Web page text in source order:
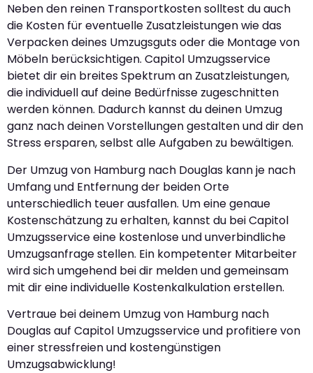
Neben den reinen Transportkosten solltest du auch
die Kosten für eventuelle Zusatzleistungen wie das
Verpacken deines Umzugsguts oder die Montage von
Möbeln berücksichtigen. Capitol Umzugsservice
bietet dir ein breites Spektrum an Zusatzleistungen,
die individuell auf deine Bedürfnisse zugeschnitten
werden können. Dadurch kannst du deinen Umzug
ganz nach deinen Vorstellungen gestalten und dir den
Stress ersparen, selbst alle Aufgaben zu bewältigen.
Der Umzug von Hamburg nach Douglas kann je nach
Umfang und Entfernung der beiden Orte
unterschiedlich teuer ausfallen. Um eine genaue
Kostenschätzung zu erhalten, kannst du bei Capitol
Umzugsservice eine kostenlose und unverbindliche
Umzugsanfrage stellen. Ein kompetenter Mitarbeiter
wird sich umgehend bei dir melden und gemeinsam
mit dir eine individuelle Kostenkalkulation erstellen.
Vertraue bei deinem Umzug von Hamburg nach
Douglas auf Capitol Umzugsservice und profitiere von
einer stressfreien und kostengünstigen
Umzugsabwicklung!